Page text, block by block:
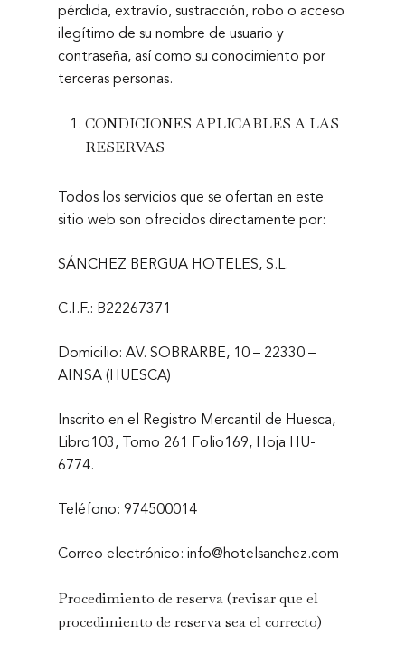
pérdida, extravío, sustracción, robo o acceso
ilegítimo de su nombre de usuario y
contraseña, así como su conocimiento por
terceras personas.
CONDICIONES APLICABLES A LAS
RESERVAS
Todos los servicios que se ofertan en este
sitio web son ofrecidos directamente por:
SÁNCHEZ BERGUA HOTELES, S.L.
C.I.F.: B22267371
Domicilio: AV. SOBRARBE, 10 – 22330 –
AINSA (HUESCA)
Inscrito en el Registro Mercantil de Huesca,
Libro103, Tomo 261 Folio169, Hoja HU-
6774.
Teléfono: 974500014
Correo electrónico: info@hotelsanchez.com
Procedimiento de reserva(revisar que el
procedimiento de reserva sea el correcto)